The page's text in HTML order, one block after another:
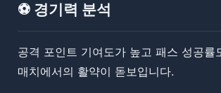
⚽ 경기력 분석
공격 포인트 기여도가 높고 패스 성공
매치에서의 활약이 돋보입니다.